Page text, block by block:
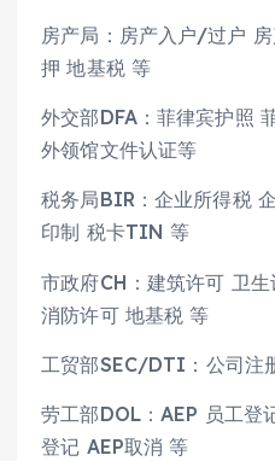
房产局：房产入户/过户
押 地基税 等
外交部DFA：菲律宾护照
外领馆文件认证等
税务局BIR：企业所得税
印制 税卡TIN 等
市政府CH：建筑许可 卫
消防许可 地基税 等
工贸部SEC/DTI：公司注
劳工部DOL：AEP 员工登
登记 AEP取消 等